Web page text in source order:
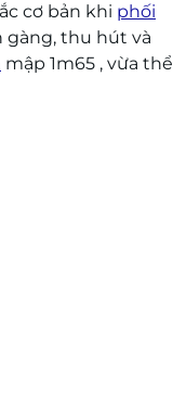
cơ bản khi phối
gàng, thu hút và
mập 1m65 , vừa thể